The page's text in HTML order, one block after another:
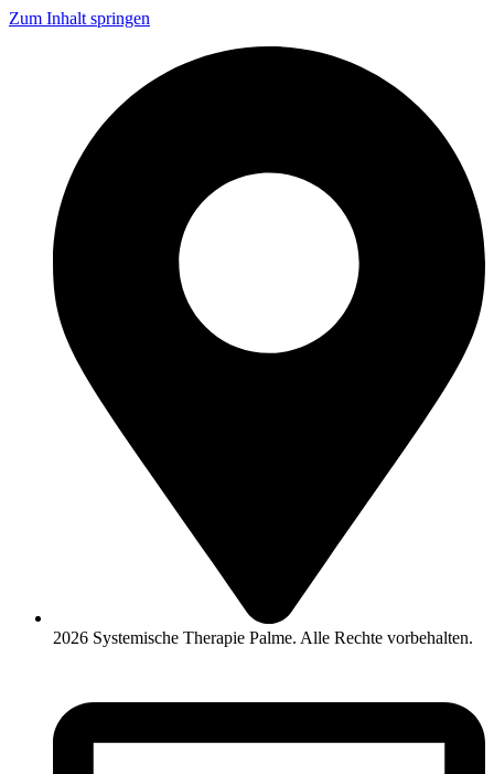
Zum Inhalt springen
2026 Systemische Therapie Palme. Alle Rechte vorbehalten.